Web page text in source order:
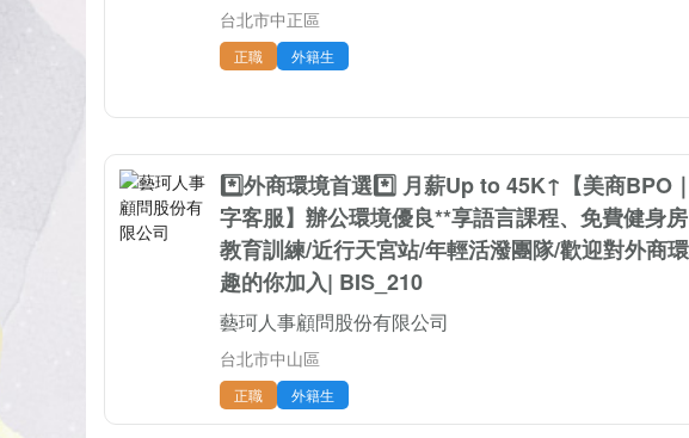
台北市中正區
正職 外籍生
*️⃣外商環境首選*️⃣ 月薪Up to 45K↑【美商BPO
字客服】辦公環境優良**享語言課程、免費健身
教育訓練/近行天宮站/年輕活潑團隊/歡迎對外商
趣的你加入| BIS_210
藝珂人事顧問股份有限公司
台北市中山區
正職 外籍生